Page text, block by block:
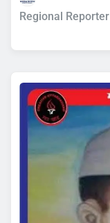
Regional Reporter